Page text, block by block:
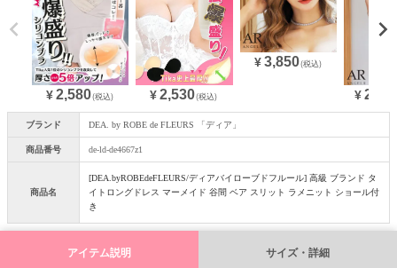
¥ 2,580(税込) ¥ 2,530(税込)
¥3,850(税込)
¥
ブランド DEA. by ROBE de FLEURS 「ディア」
商品番号 de-ld-de4667z1
商品名
[DEA.byROBEdeFLEURS/ディアバイローブドフルール] 高級 ブランド タ
イトロングドレス マーメイド 谷間 ベア スリット ラメニット ショール付
き
アイテム説明 サイズ・詳細